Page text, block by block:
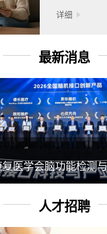
详细
最新消息
人才招聘